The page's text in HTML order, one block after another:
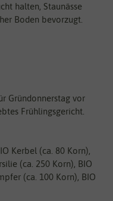
halten, Staunässe
Boden bevorzugt.
Gründonnerstag vor
Frühlingsgericht.
Kerbel (ca. 80 Korn),
(ca. 250 Korn), BIO
(ca. 100 Korn), BIO